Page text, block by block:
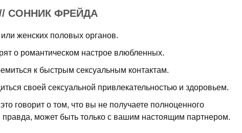
СОННИК ФРЕЙДА
женских половых органов.
о романтическом настрое влюбленных.
к быстрым сексуальным контактам.
своей сексуальной привлекательностью и здоровьем.
говорит о том, что вы не получаете полноценного
правда, может быть только с вашим настоящим партнером.